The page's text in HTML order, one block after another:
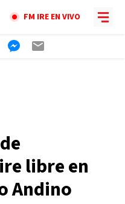
FM IRE EN VIVO
libre en
Andino